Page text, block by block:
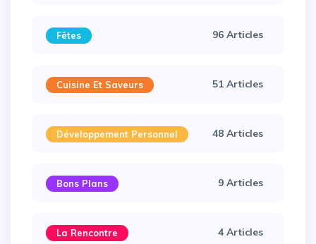
Fêtes 96 Articles
Cuisine Et Saveurs 51 Articles
Développement Personnel 48 Articles
Bons Plans 9 Articles
La Rencontre 4 Articles